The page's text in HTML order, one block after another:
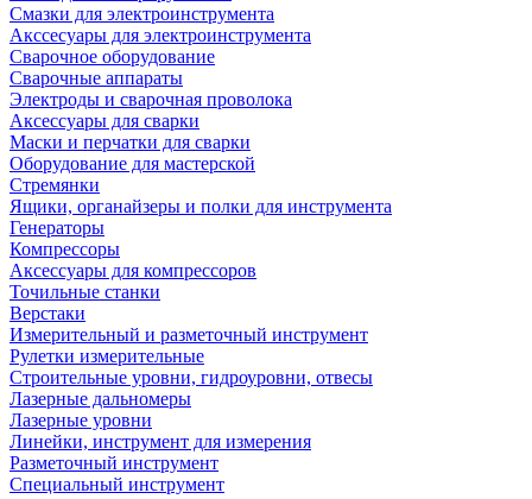
Смазки для электроинструмента
Акссесуары для электроинструмента
Сварочное оборудование
Сварочные аппараты
Электроды и сварочная проволока
Аксессуары для сварки
Маски и перчатки для сварки
Оборудование для мастерской
Стремянки
Ящики, органайзеры и полки для инструмента
Генераторы
Компрессоры
Аксессуары для компрессоров
Точильные станки
Верстаки
Измерительный и разметочный инструмент
Рулетки измерительные
Строительные уровни, гидроуровни, отвесы
Лазерные дальномеры
Лазерные уровни
Линейки, инструмент для измерения
Разметочный инструмент
Специальный инструмент